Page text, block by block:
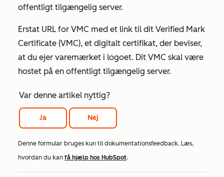
offentligt tilgængelig server.
Erstat URL for VMC med et link til dit Verified Mark
Certificate (VMC), et digitalt certifikat, der beviser,
at du ejer varemærket i logoet. Dit VMC skal være
hostet på en offentligt tilgængelig server.
Var denne artikel nyttig?
Ja Nej
Denne formular bruges kun til dokumentationsfeedback. Læs,
hvordan du kan få hjælp hos HubSpot.